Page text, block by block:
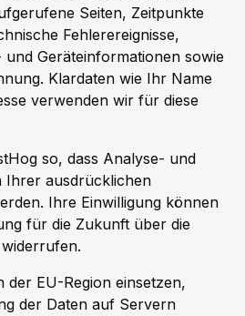
Seiten, Zeitpunkte
Fehlerereignisse,
Geräteinformationen sowie
Klardaten wie Ihr Name
verwenden wir für diese
so, dass Analyse- und
Ihrer ausdrücklichen
Ihre Einwilligung können
für die Zukunft über die
der EU-Region einsetzen,
der Daten auf Servern